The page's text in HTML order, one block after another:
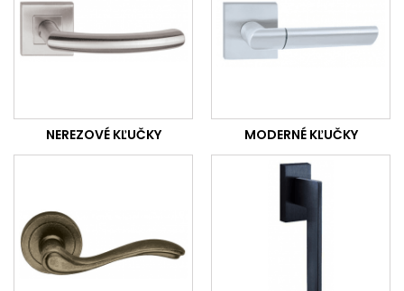
NEREZOVÉ KĽUČKY MODERNÉ KĽUČKY